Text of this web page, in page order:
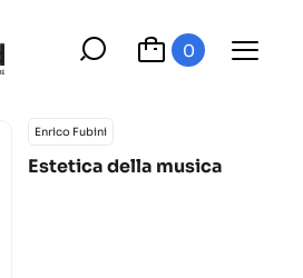
0
Enrico Fubini
Estetica della musica